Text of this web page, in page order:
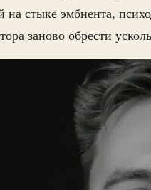
стыке эмбиента,
заново обрести